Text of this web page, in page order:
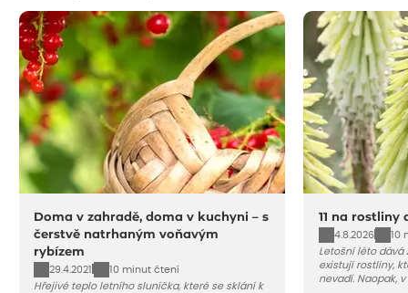
Doma v zahradě, doma v kuchyni – s
čerstvě natrhaným voňavým
rybízem
29.4.2021
10 minut čtení
Hřejivé teplo letního sluníčka, které se sklání k
11 na rostliny
4.8.2026
10
Letošní léto dává
existují rostliny,
nevadí. Naopak,